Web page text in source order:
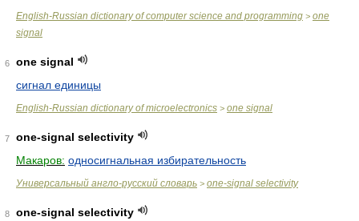
English-Russian dictionary of computer science and programming > one
signal
6
one signal
сигнал единицы
English-Russian dictionary of microelectronics > one signal
7
one-signal selectivity
Макаров: односигнальная избирательность
Универсальный англо-русский словарь > one-signal selectivity
8
one-signal selectivity